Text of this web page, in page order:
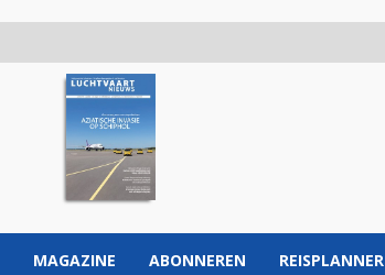
MAGAZINE ABONNEREN REISPLANNER